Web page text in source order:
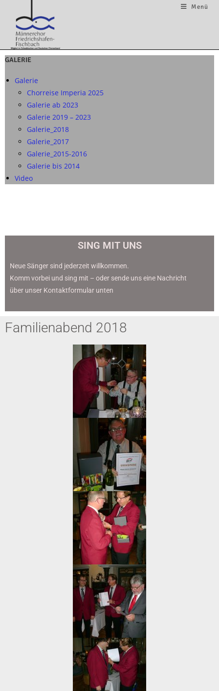
Menü
GALERIE
Galerie
Chorreise Imperia 2025
Galerie ab 2023
Galerie 2019 – 2023
Galerie_2018
Galerie_2017
Galerie_2015-2016
Galerie bis 2014
Video
SING MIT UNS
Neue Sänger sind jederzeit willkommen.
Komm vorbei und sing mit – oder sende uns eine Nachricht
über unser Kontaktformular unten
Familienabend 2018